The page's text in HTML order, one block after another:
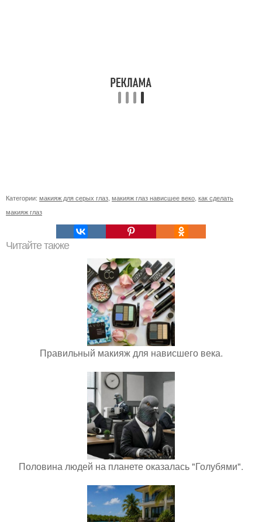
Категории: макияж для серых глаз, макияж глаз нависшее веко, как сделать
макияж глаз
Читайте также
Правильный макияж для нависшего века.
Половина людей на планете оказалась "Голубями".